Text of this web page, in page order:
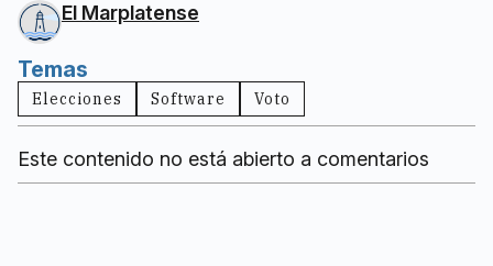
El Marplatense
Temas
Elecciones Software Voto
Este contenido no está abierto a comentarios